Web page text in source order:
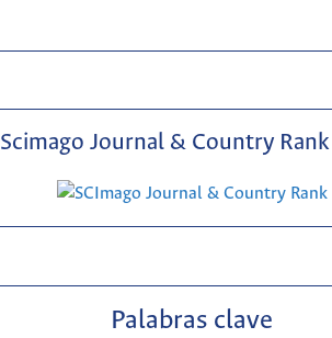
Scimago Journal & Country Rank
Palabras clave